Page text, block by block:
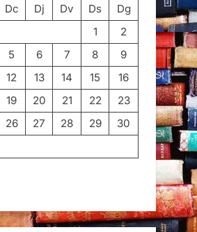
Dc Dj Dv Ds
Dg
1
2
5 6 7 8
9
12 13 14 15
16
19 20 21 22
23
26 27 28 29
30